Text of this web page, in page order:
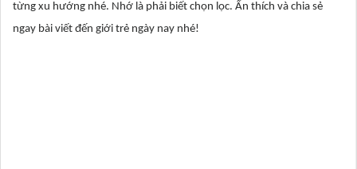
từng xu hướng nhé. Nhớ là phải biết chọn lọc. Ấn thích và chia sẻ
ngay bài viết đến giới trẻ ngày nay nhé!